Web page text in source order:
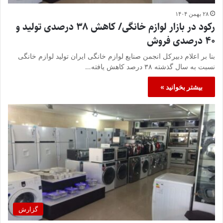
۲۸ بهمن ۱۴۰۴
رکود در بازار لوازم خانگی/ کاهش ۳۸ درصدی تولید و
۴۰ درصدی فروش
بنا بر اعلام دبیرکل انجمن صنایع لوازم خانگی ایران تولید لوازم خانگی
نسبت به سال گذشته ۳۸ درصد کاهش یافته…
بیشتر بخوانید »
گزارش